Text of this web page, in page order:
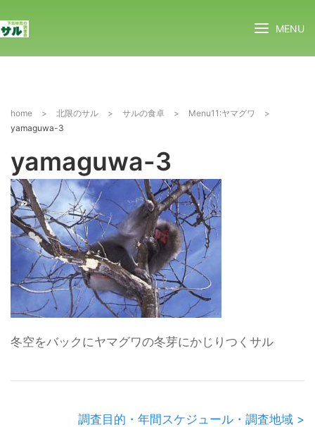
MENU
home > 北限のサル > サルの食卓 > Menu11:ヤマグワ
>
yamaguwa-3
yamaguwa-3
冬空をバックにヤマグワの冬芽にかじりつくサル
調査目的・年間スケジュール・調査地域 >